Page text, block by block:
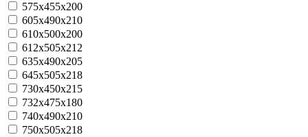
575х455х200
605x490x210
610х500х200
612x505x212
635x490x205
645x505x218
730x450x215
732x475x180
740x490x210
750х505x218